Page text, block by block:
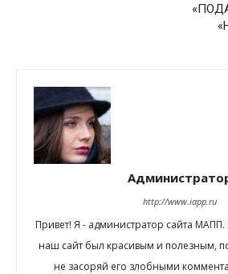
http://www.iapp.ru
Привет! Я - администратор сайта
наш сайт был красивым и полезным,
не засоряй его злобными